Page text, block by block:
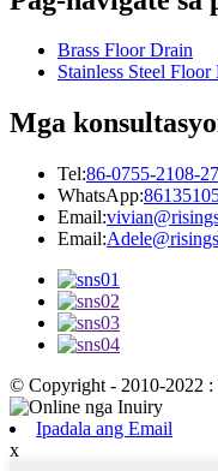
Brass Floor Drain
Stainless Steel Floor
Mga
Tel:86-0755-2108-
WhatsApp:
Email:
Email:
© Copyright - 2010-2022 :
Ipadala ang Email
x